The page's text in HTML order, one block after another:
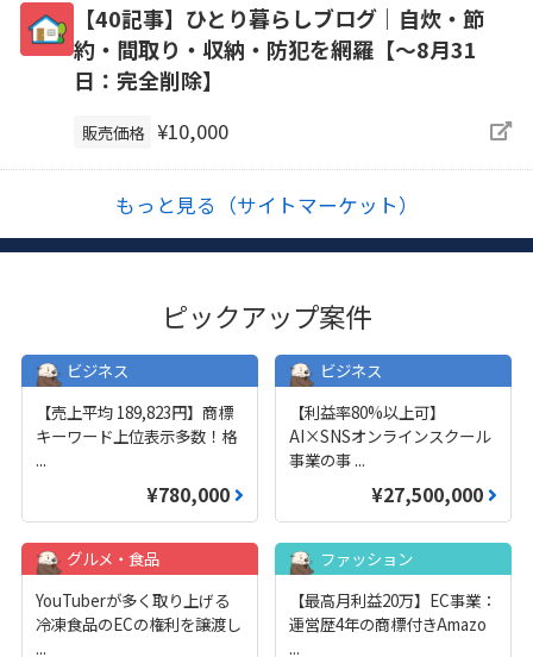
【40記事】ひとり暮らしブログ｜自炊・節
約・間取り・収納・防犯を網羅【～8月31
日：完全削除】
販売価格 ¥10,000
もっと見る（サイトマーケット）
ピックアップ案件
ビジネス
【売上平均 189,823円】商標
キーワード上位表示多数！格
...
¥780,000
ビジネス
【利益率80%以上可】
AI×SNSオンラインスクール
事業の事 ...
¥27,500,000
グルメ・食品
YouTuberが多く取り上げる
冷凍食品のECの権利を譲渡し
...
ファッション
【最高月利益20万】EC事業：
運営歴4年の商標付きAmazo
...